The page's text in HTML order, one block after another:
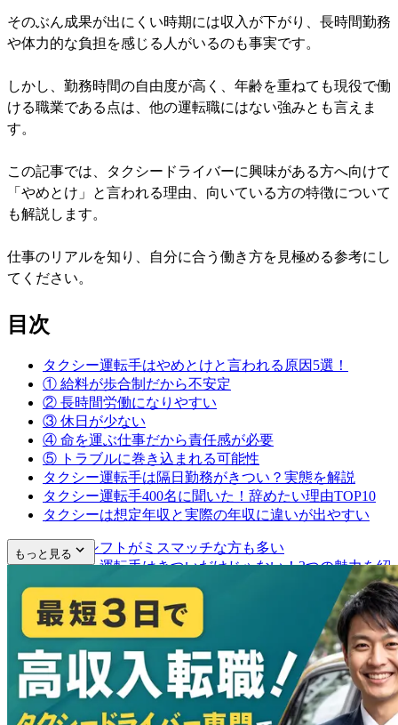
そのぶん成果が出にくい時期には収入が下がり、長時間勤務
や体力的な負担を感じる人がいるのも事実です。
しかし、勤務時間の自由度が高く、年齢を重ねても現役で働
ける職業である点は、他の運転職にはない強みとも言えま
す。
この記事では、タクシードライバーに興味がある方へ向けて
「やめとけ」と言われる理由、向いている方の特徴について
も解説します。
仕事のリアルを知り、自分に合う働き方を見極める参考にし
てください。
目次
タクシー運転手はやめとけと言われる原因5選！
① 給料が歩合制だから不安定
② 長時間労働になりやすい
③ 休日が少ない
④ 命を運ぶ仕事だから責任感が必要
⑤ トラブルに巻き込まれる可能性
タクシー運転手は隔日勤務がきつい？実態を解説
タクシー運転手400名に聞いた！辞めたい理由TOP10
タクシーは想定年収と実際の年収に違いが出やすい
特殊なシフトがミスマッチな方も多い
タクシー運転手はきついだけじゃない！3つの魅力を紹
介
働き方の自由度が高い
成果が収入に直結する
再雇用制度が整い長く働ける
タクシー運転手に向いている人の共通点
タクシー運転手に向かない人の共通点
タクシー運転手になりたい！ホワイト求人を探すポイ
ント
もっと見る